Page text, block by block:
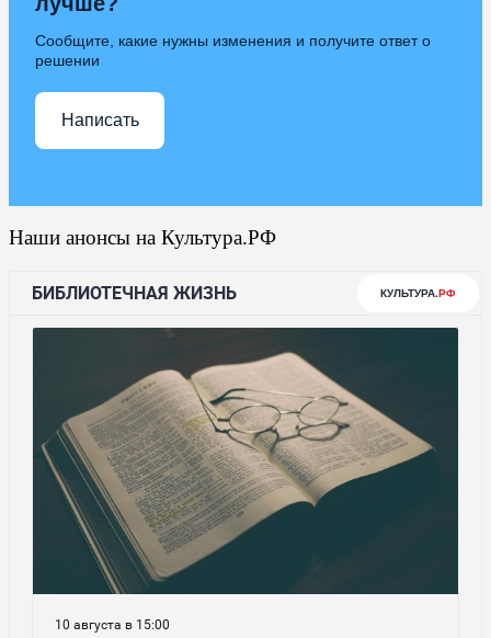
Сообщите, какие нужны изменения и получите ответ о
решении
Написать
Наши анонсы на Культура.РФ